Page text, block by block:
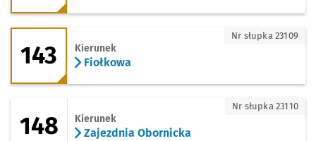
143 - kierunek Fiołkowa
143 Kierunek
Fiołkowa
Nr słupka 23109
148 - kierunek Zajezdnia Obornicka
148 Kierunek
Zajezdnia Obornicka
Nr słupka 23110